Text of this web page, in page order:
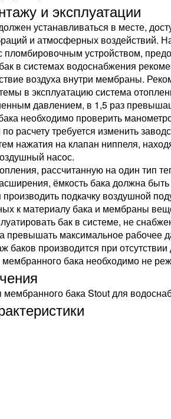
и эксплуатации
устанавливаться в месте,
и атмосферных воздействий.
пломбировочным устройством,
в системах водоснабжения
воздуха внутри мембраны.
в эксплуатацию система
давлением, в 1,5 раз
необходимо проверить
расчету требуется изменить
нажатия на клапан ниппеля,
насос.
рассчитанную на один тип
ёмкость бака должна
подкачку воздушной
к материалу бака и мембраны
бак в системе, не
превышать максимальное рабочее
баков производится при
бака необходимо не